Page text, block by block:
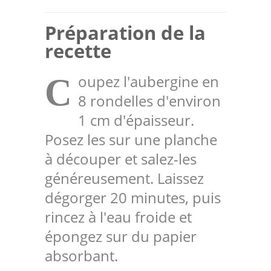
Préparation de la
recette
C oupez l'aubergine en
8 rondelles d'environ
1 cm d'épaisseur.
Posez les sur une planche
à découper et salez-les
généreusement. Laissez
dégorger 20 minutes, puis
rincez à l'eau froide et
épongez sur du papier
absorbant.